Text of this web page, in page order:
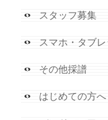
スタッフ募集
スマホ・タブ
その他採譜
はじめての方へ